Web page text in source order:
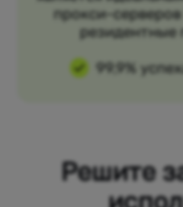
прокси-
резидентные
99,9%
Решите